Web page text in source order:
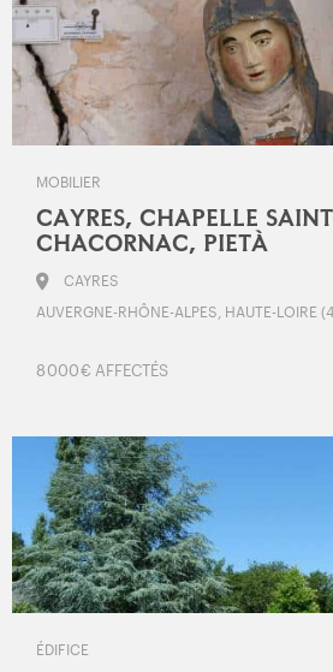
MOBILIER
CAYRES, CHAPELLE
CHACORNAC, PIETÀ
CAYRES
AUVERGNE-RHÔNE-ALPES, HAUTE-LOIRE
8 000 € AFFECTÉS
ÉDIFICE